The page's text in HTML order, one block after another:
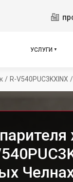
УСЛУГИ
/ R-V540PUC3KXINX /